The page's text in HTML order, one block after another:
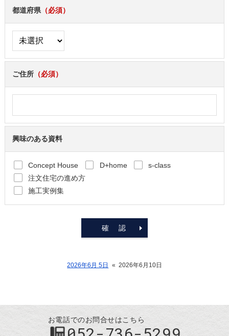
都道府県（必須）
ご住所（必須）
興味のある資料
Concept House D+home
s-class
注文住宅の進め方
施工実例集
2026年6月 5日 « 2026年6月10日
お電話でのお問合せはこちら